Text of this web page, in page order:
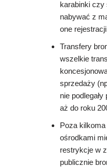
karabinki czy
nabywać z
one
Transfery
wszelkie
sprzedaży
nie
aż do roku
Poza
ośrodkami
restrykcje w
publicznie